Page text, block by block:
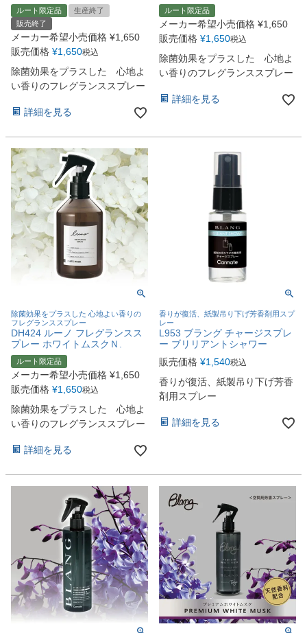
ルート限定品
生産終了
販売終了
メーカー希望小売価格 ¥1,650
販売価格 ¥1,650税込
除菌効果をプラスした 心地よ
い香りのフレグランススプレー
詳細を見る
ルート限定品
メーカー希望小売価格 ¥1,650
販売価格 ¥1,650税込
除菌効果をプラスした 心地よ
い香りのフレグランススプレー
詳細を見る
除菌効果をプラスした 心地よい香りの
フレグランススプレー
DH424 ルーノ フレグランスス
プレー ホワイトムスクＮ.
ルート限定品
メーカー希望小売価格 ¥1,650
販売価格 ¥1,650税込
除菌効果をプラスした 心地よ
い香りのフレグランススプレー
詳細を見る
香りが復活、紙製吊り下げ芳香剤用スプ
レー
L953 ブラング チャージスプレ
ー ブリリアントシャワー
販売価格 ¥1,540税込
香りが復活、紙製吊り下げ芳香
剤用スプレー
詳細を見る